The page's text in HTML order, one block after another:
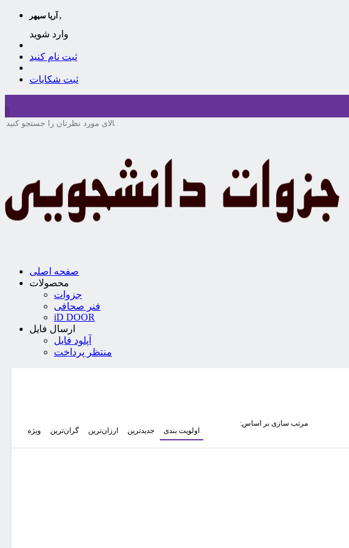
آریا سپهر ,
وارد شوید
ثبت نام کنید
ثبت شکایات
صفحه اصلی
محصولات
جزوات
فنر صحافی
iD DOOR
ارسال فایل
آپلود فایل
منتظر پرداخت
مرتب سازی بر اساس:
اولویت بندی
جدیدترین ارزان‌ترین گران‌ترین ویژه